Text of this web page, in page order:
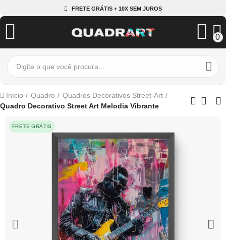
FRETE GRÁTIS + 10X SEM JUROS
0
Início Quadro
Quadros Decorativos Street-Art
Quadro Decorativo Street Art Melodia Vibrante
FRETE GRÁTIS